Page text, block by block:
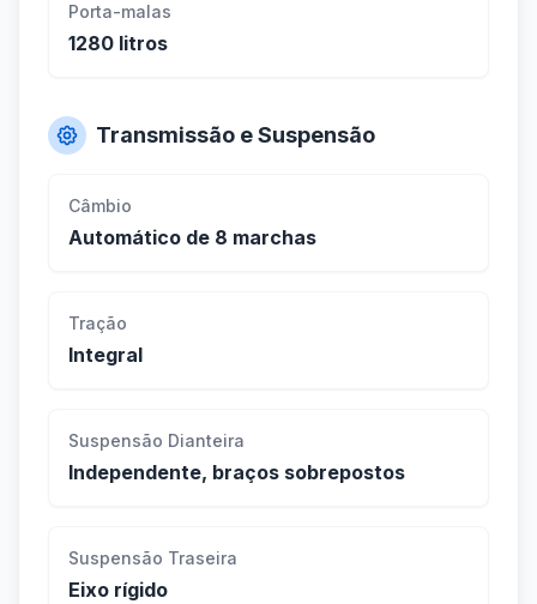
Porta-malas
1280 litros
Transmissão e Suspensão
Câmbio
Automático de 8 marchas
Tração
Integral
Suspensão Dianteira
Independente, braços sobrepostos
Suspensão Traseira
Eixo rígido